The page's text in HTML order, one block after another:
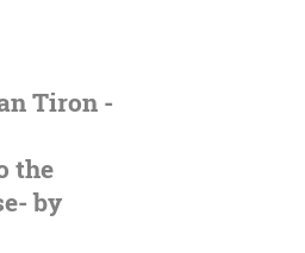
Tiron -
the
by